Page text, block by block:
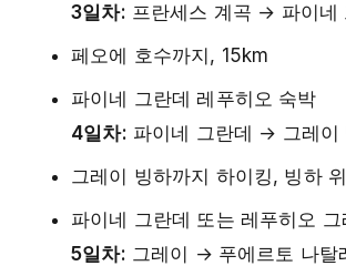
3일차: 프란세스 계곡 → 파이네
페오에 호수까지, 15km
파이네 그란데 레푸히오 숙박
4일차: 파이네 그란데 → 그레이
그레이 빙하까지 하이킹, 빙하
파이네 그란데 또는 레푸히오
5일차: 그레이 → 푸에르토 나탈